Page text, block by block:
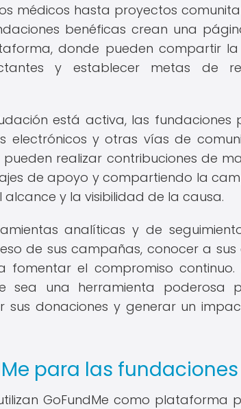
médicos hasta proyectos
benéficas crean una
donde pueden compartir
y establecer metas de
está activa, las fundaciones
electrónicos y otras vías de
realizar contribuciones de
de apoyo y compartiendo la
y la visibilidad de la causa.
analíticas y de
de sus campañas, conocer a
fomentar el compromiso continuo.
sea una herramienta poderosa
sus donaciones y generar un
para las
GoFundMe como plataforma